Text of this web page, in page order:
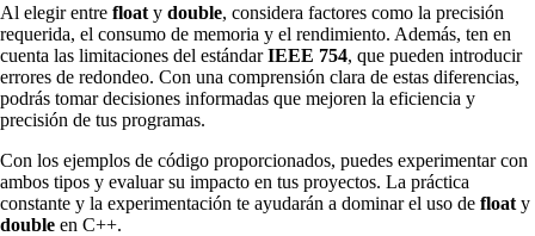
Al elegir entre float y double, considera factores como la precisión
requerida, el consumo de memoria y el rendimiento. Además, ten en
cuenta las limitaciones del estándarIEEE 754, que pueden introducir
errores de redondeo. Con una comprensión clara de estas diferencias,
podrás tomar decisiones informadas que mejoren la eficiencia y
precisión de tus programas.
Con los ejemplos de código proporcionados, puedes experimentar con
ambos tipos y evaluar su impacto en tus proyectos. La práctica
constante y la experimentación te ayudarán a dominar el uso de float y
double en C++.